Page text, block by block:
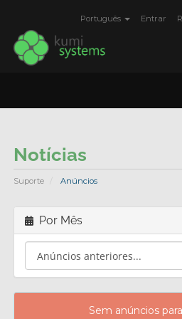
Português Entrar
Notícias
Suporte Anúncios
Por Mês
Sem anúncios